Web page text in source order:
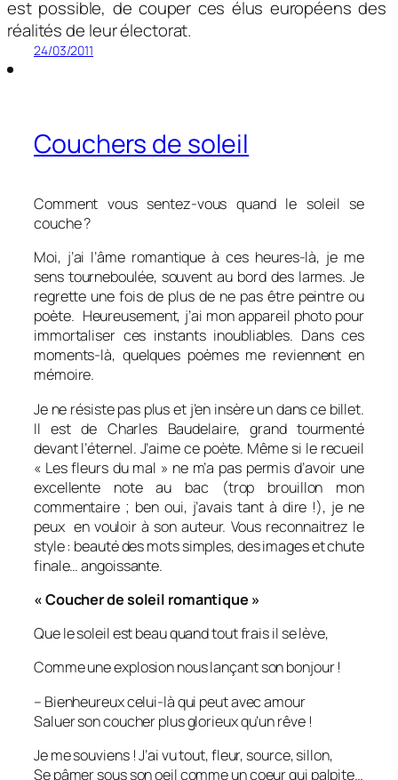
est possible, de couper ces élus européens des
réalités de leur électorat.
24/03/2011
Couchers de soleil
Comment vous sentez-vous quand le soleil se
couche ?
Moi, j’ai l’âme romantique à ces heures-là, je me
sens tourneboulée, souvent au bord des larmes. Je
regrette une fois de plus de ne pas être peintre ou
poète. Heureusement, j’ai mon appareil photo pour
immortaliser ces instants inoubliables. Dans ces
moments-là, quelques poèmes me reviennent en
mémoire.
Je ne résiste pas plus et j’en insère un dans ce billet.
Il est de Charles Baudelaire, grand tourmenté
devant l’éternel. J’aime ce poète. Même si le recueil
« Les fleurs du mal » ne m’a pas permis d’avoir une
excellente note au bac (trop brouillon mon
commentaire ; ben oui, j’avais tant à dire !), je ne
peux en vouloir à son auteur. Vous reconnaitrez le
style : beauté des mots simples, des images et chute
finale… angoissante.
« Coucher de soleil romantique »
Que le soleil est beau quand tout frais il se lève,
Comme une explosion nous lançant son bonjour !
– Bienheureux celui-là qui peut avec amour
Saluer son coucher plus glorieux qu’un rêve !
Je me souviens ! J’ai vu tout, fleur, source, sillon,
Se pâmer sous son oeil comme un coeur qui palpite…